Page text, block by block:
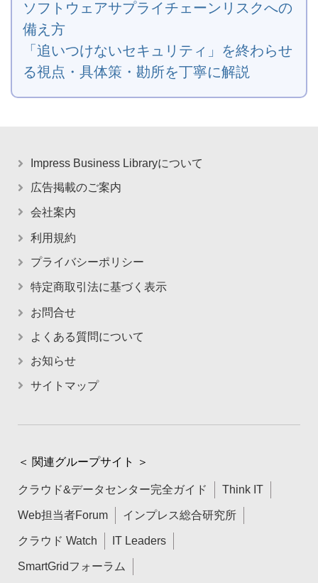
ソフトウェアサプライチェーンリスクへの
備え方
「追いつけないセキュリティ」を終わらせ
る視点・具体策・勘所を丁寧に解説
Impress Business Libraryについて
広告掲載のご案内
会社案内
利用規約
プライバシーポリシー
特定商取引法に基づく表示
お問合せ
よくある質問について
お知らせ
サイトマップ
＜ 関連グループサイト ＞
クラウド&データセンター完全ガイド Think IT
Web担当者Forum インプレス総合研究所
クラウド Watch IT Leaders
SmartGridフォーラム